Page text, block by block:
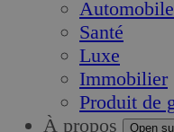
Automobile
Santé
Luxe
Immobilier
Produit de
À propos
Open